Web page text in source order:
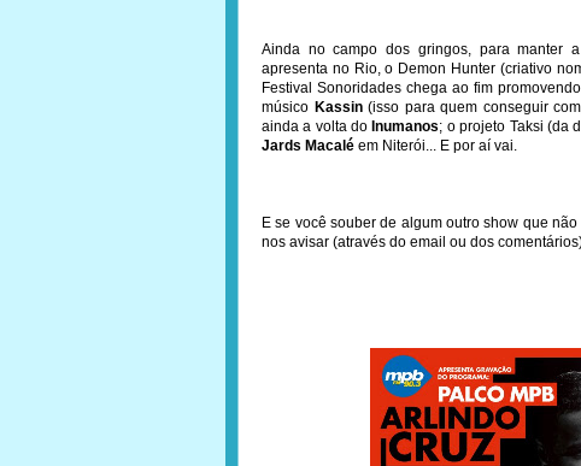
Ainda no campo dos gringos, para manter
apresenta no Rio, o Demon Hunter (criativo
Festival Sonoridades chega ao fim
músico Kassin(isso para quem conseguir
ainda a volta do Inumanos; o projeto Taksi (da
Jards Macalé em Niterói... E por aí vai.
E se você souber de algum outro show que
nos avisar (através do email ou dos